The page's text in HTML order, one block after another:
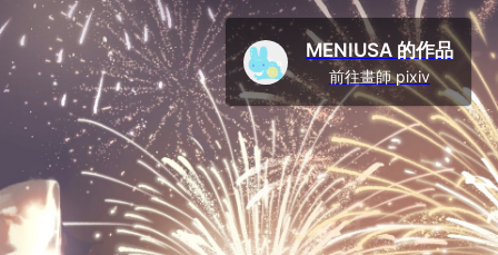
MENIUSA 的作品
前往畫師 pixiv